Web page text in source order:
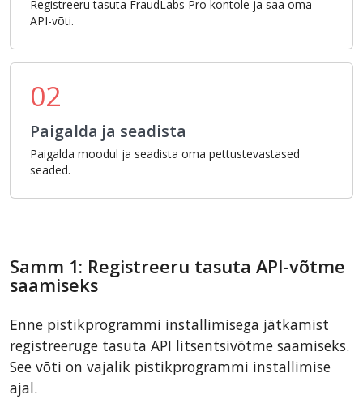
Registreeru tasuta FraudLabs Pro kontole ja saa oma
API-võti.
02
Paigalda ja seadista
Paigalda moodul ja seadista oma pettustevastased
seaded.
Samm 1: Registreeru tasuta API-võtme
saamiseks
Enne pistikprogrammi installimisega jätkamist
registreeruge tasuta API litsentsivõtme saamiseks.
See võti on vajalik pistikprogrammi installimise
ajal.